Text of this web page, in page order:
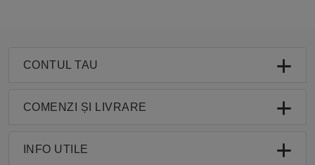
CONTUL TAU
COMENZI ȘI LIVRARE
INFO UTILE